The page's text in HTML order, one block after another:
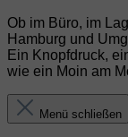
Ob im Büro, im
Hamburg und
Ein Knopfdruck,
wie ein Moin am
Menü schließen